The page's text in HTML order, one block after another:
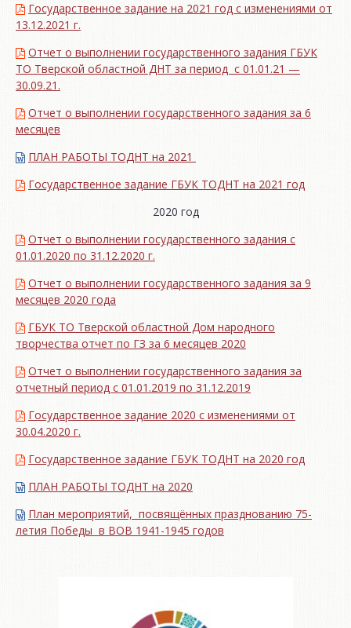
Государственное задание на 2021 год с изменениями от
13.12.2021 г.
Отчет о выполнении государственного задания ГБУК
ТО Тверской областной ДНТ за период с 01.01.21 —
30.09.21.
Отчет о выполнении государственного задания за 6
месяцев
ПЛАН РАБОТЫ ТОДНТ на 2021
Государственное задание ГБУК ТОДНТ на 2021 год
2020 год
Отчет о выполнении государственного задания с
01.01.2020 по 31.12.2020 г.
Отчет о выполнении государственного задания за 9
месяцев 2020 года
ГБУК ТО Тверской областной Дом народного
творчества отчет по ГЗ за 6 месяцев 2020
Отчет о выполнении государственного задания за
отчетный период с 01.01.2019 по 31.12.2019
Государственное задание 2020 с изменениями от
30.04.2020 г.
Государственное задание ГБУК ТОДНТ на 2020 год
ПЛАН РАБОТЫ ТОДНТ на 2020
План мероприятий, посвящённых празднованию 75-
летия Победы в ВОВ 1941-1945 годов